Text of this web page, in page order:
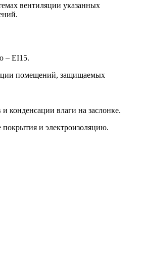
вентиляции указанных
– EI15.
помещений, защищаемых
конденсации влаги на заслонке.
и электроизоляцию.